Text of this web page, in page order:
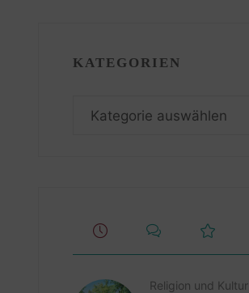
KATEGORIEN
Religion und Kultur